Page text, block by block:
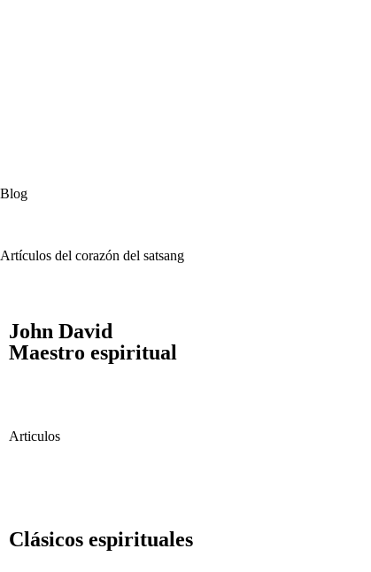
Blog
Artículos del corazón del satsang
John David
Maestro espiritual
Articulos
Clásicos espirituales